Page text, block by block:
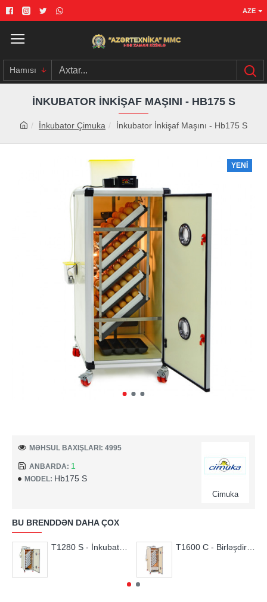
AZE
Hamısı
İnkubator Çimuka İnkubator İnkişaf Maşını - Hb175 S
İNKUBATOR İNKIŞAF MAŞINI - HB175 S
YENI
ANBARDA: 1
MODEL: Hb175 S
Cimuka
MƏHSUL BAXIŞLARI: 4995
BU BRENDDƏN DAHA ÇOX
T1280 S - İnkubator İnkişaf Maşını T1600 C - Birləşdirilmiş İnkubator